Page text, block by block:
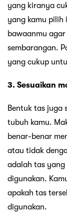
yang kiranya
yang kamu pilih
bawaanmu
sembarangan.
yang cukup
3. Sesuaikan
Bentuk tas juga
tubuh kamu.
benar-benar
atau tidak
adalah tas
digunakan.
apakah tas
digunakan.